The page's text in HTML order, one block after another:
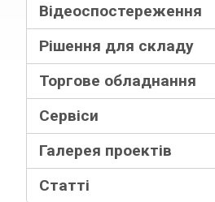
Відеоспостереження
Рішення для складу
Торгове обладнання
Сервіси
Галерея проектів
Статті